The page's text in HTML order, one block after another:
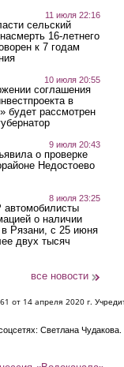
11 июля 22:16
сельский
16-летнего
к 7 годам
10 июля 20:55
соглашения
в
будет рассмотрен
9 июля 20:43
о проверке
Недостоево
8 июля 23:25
о наличии
Рязани, с 25 июня
двух тысяч
все новости
1 от 14 апреля 2020 г.
Светлана Чудакова.